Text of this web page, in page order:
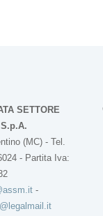
SETTORE
(MC) - Tel.
- Partita Iva:
-